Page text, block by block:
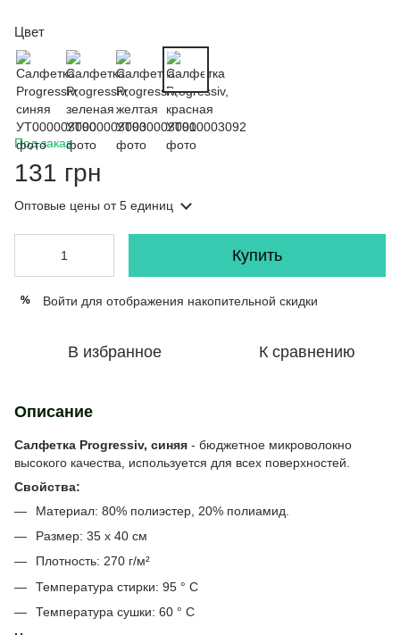
Цвет
Под заказ
131 грн
Оптовые цены от 5 единиц
Купить
% Войти для отображения накопительной скидки
В избранное К сравнению
Описание
Салфетка Progressiv, синяя - бюджетное микроволокно
высокого качества, используется для всех поверхностей.
Свойства:
Материал: 80% полиэстер, 20% полиамид.
Размер: 35 x 40 см
Плотность: 270 г/м²
Температура стирки: 95 ° C
Температура сушки: 60 ° C